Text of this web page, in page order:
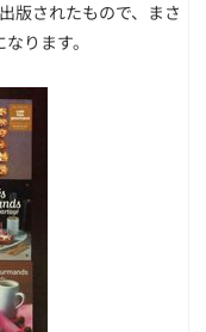
版されたもので、まさ
ります。